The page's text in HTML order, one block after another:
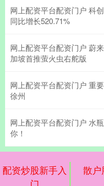
网上配资平台配资门户 科
同比增长520.71%
网上配资平台配资门户 蔚
加坡首推萤火虫右舵版
网上配资平台配资门户 重
徐州
网上配资平台配资门户 水
你！
配资炒股新手入
散